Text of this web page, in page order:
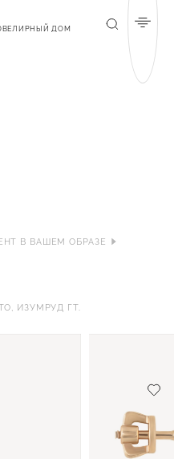
ДОМ Поиск
В ВАШЕМ ОБРАЗЕ
ИЗУМРУД ГТ.